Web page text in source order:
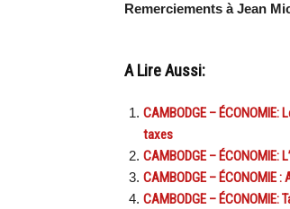
Remerciements à Jean
A Lire Aussi:
CAMBODGE –
taxes
CAMBODGE –
CAMBODGE –
CAMBODGE –